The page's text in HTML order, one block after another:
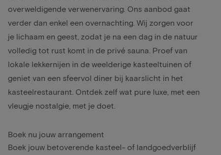
overweldigende verwenervaring. Ons aanbod gaat
verder dan enkel een overnachting. Wij zorgen voor
je lichaam en geest, zodat je na een dag in de natuur
volledig tot rust komt in de privé sauna. Proef van
lokale lekkernijen in de weelderige kasteeltuinen of
geniet van een sfeervol diner bij kaarslicht in het
kasteelrestaurant. Ontdek zelf wat pure luxe, met een
vleugje nostalgie, met je doet.
Boek nu jouw arrangement
Boek jouw betoverende kasteel- of landgoedverblijf